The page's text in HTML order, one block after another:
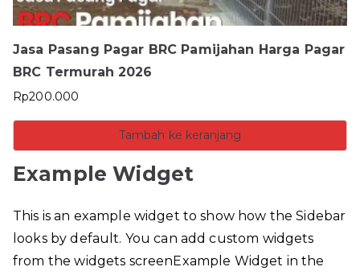
Jasa Pasang Pagar BRC Pamijahan Harga Pagar
BRC Termurah 2026
Rp200.000
Tambah ke keranjang
Example Widget
This is an example widget to show how the Sidebar
looks by default. You can add custom widgets
from the widgets screenExample Widget in the